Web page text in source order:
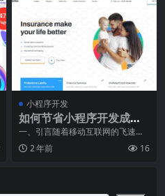
小程序开发
如何节省小程序开发成
本？实战技巧大放送
一、引言随着移动互联网的飞速发
展，小程序作为一种轻量级的应用
形式，已经成为了企业
2 年前 16